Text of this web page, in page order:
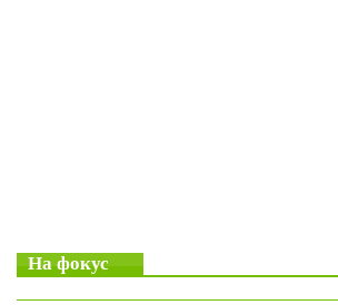
На фокус